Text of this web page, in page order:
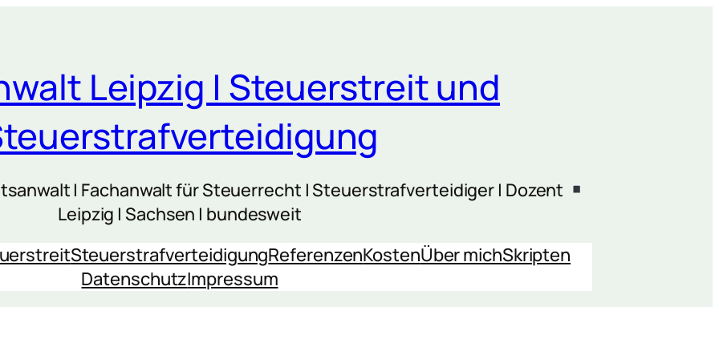
Leipzig | Steuerstreit und
| Fachanwalt für Steuerrecht | Steuerstrafverteidiger | Dozent
Leipzig | Sachsen | bundesweit
SteuerstrafverteidigungReferenzenKostenÜber michSkripten
DatenschutzImpressum